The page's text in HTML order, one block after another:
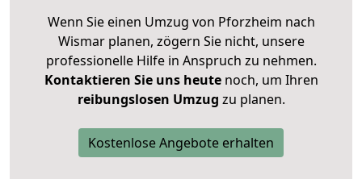
Wenn Sie einen Umzug von Pforzheim nach
Wismar planen, zögern Sie nicht, unsere
professionelle Hilfe in Anspruch zu nehmen.
Kontaktieren Sie uns heutenoch, um Ihren
reibungslosen Umzug zu planen.
Kostenlose Angebote erhalten